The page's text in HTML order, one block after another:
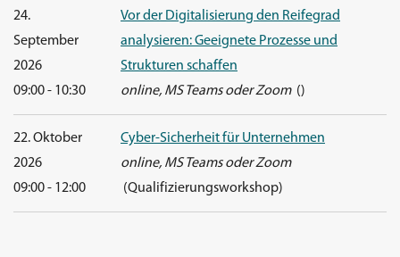
24.
September
2026
09:00 - 10:30
Vor der Digitalisierung den Reifegrad
analysieren: Geeignete Prozesse und
Strukturen schaffen
online, MS Teams oder Zoom ()
22. Oktober
2026
09:00 - 12:00
Cyber-Sicherheit für Unternehmen
online, MS Teams oder Zoom
(Qualifizierungsworkshop)